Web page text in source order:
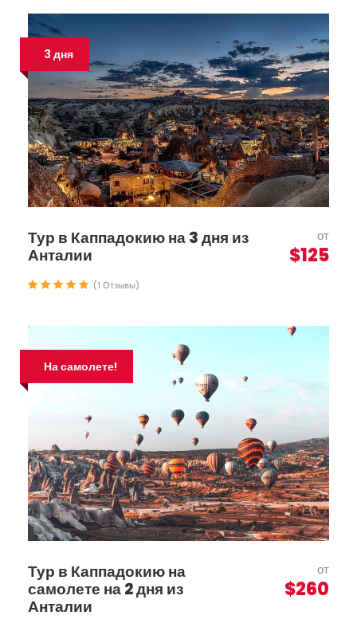
3 дня
Тур в Каппадокию на 3 дня из
Анталии
от
$125
(1 Отзывы)
На самолете!
Тур в Каппадокию на
самолете на 2 дня из
Анталии
от
$260